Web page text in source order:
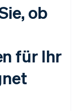
ob
für Ihr